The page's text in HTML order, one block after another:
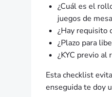
¿Cuál es el
juegos de
¿Hay requisito
¿Plazo para
¿KYC previo
Esta checklist
enseguida te doy